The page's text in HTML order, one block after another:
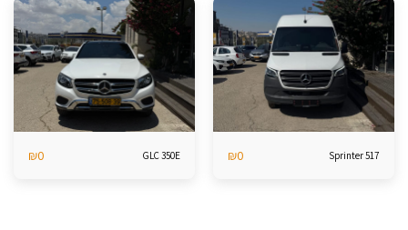
Sprinter 517
₪0
GLC 350E
₪0